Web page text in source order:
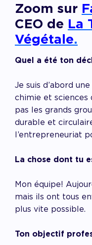
Zoom sur
CEO de La
Végétale.
Quel a été ton
Je suis d’abord
chimie et sciences
pas les grands
durable et
l’entrepreneuriat
La chose dont tu
Mon équipe!
mais ils ont tous
plus vite possible.
Ton objectif